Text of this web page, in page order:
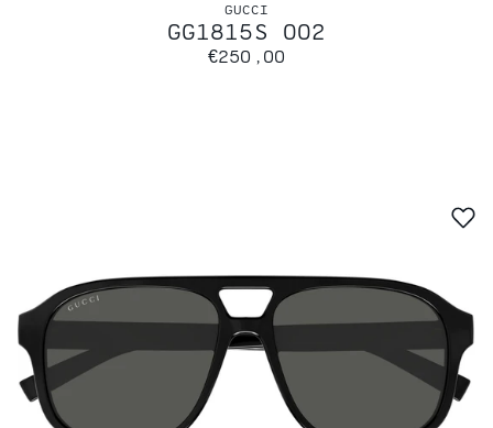
GUCCI
GG1815S 002
€250,00